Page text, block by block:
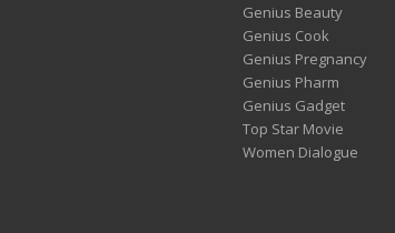
Genius Beauty
Genius Cook
Genius Pregnancy
Genius Pharm
Genius Gadget
Top Star Movie
Women Dialogue